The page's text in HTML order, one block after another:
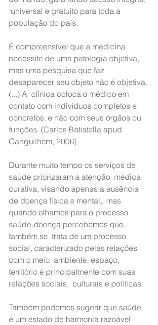
universal e gratuito para toda a
população do país.
É compreensível que a medicina
necessite de uma patologia objetiva,
mas uma pesquisa que faz
desaparecer seu objeto não é objetiva.
(...) A  clínica coloca o médico em
contato com indivíduos completos e
concretos, e não com seus órgãos ou
funções. (Carlos Batistella apud
Canguilhem, 2006)
Durante muito tempo os serviços de
saúde priorizaram a atenção  médica
curativa, visando apenas a ausência
de doença física e mental,  mas
quando olhamos para o processo
saúde-doença percebemos que
também se  trata de um processo
social, caracterizado pelas relações
com o meio  ambiente, espaço,
território e principalmente com suas
relações sociais,  culturais e políticas.
Também podemos sugerir que saúde
é um estado de harmonia razoável